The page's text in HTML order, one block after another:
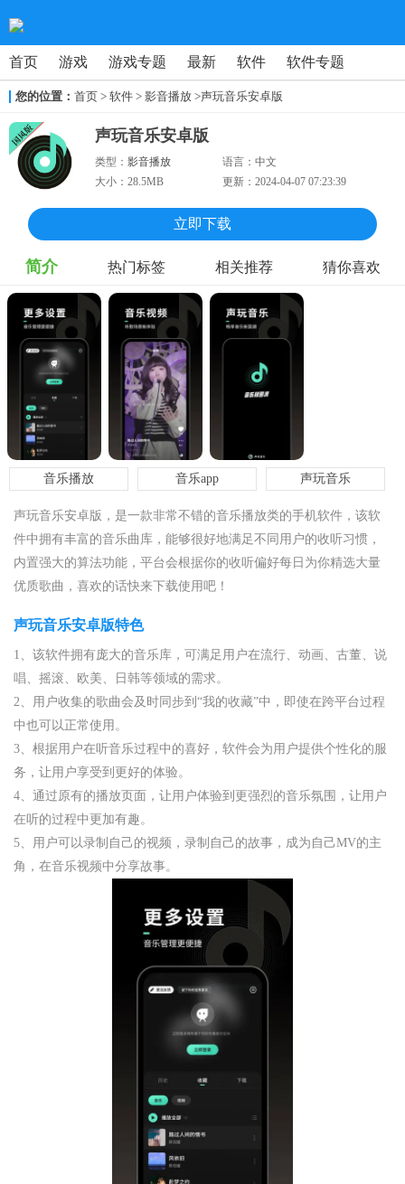
首页 游戏 游戏专题 最新 软件 软件专题
您的位置： 首页 > 软件 > 影音播放 >声玩音乐安卓版
声玩音乐安卓版
类型： 影音播放 语言：中文
大小： 28.5MB 更新：2024-04-07 07:23:39
立即下载
简介 热门标签 相关推荐 猜你喜欢
音乐播放 音乐app 声玩音乐
声玩音乐安卓版，是一款非常不错的音乐播放类的手机软件，该软
件中拥有丰富的音乐曲库，能够很好地满足不同用户的收听习惯，
内置强大的算法功能，平台会根据你的收听偏好每日为你精选大量
优质歌曲，喜欢的话快来下载使用吧！
声玩音乐安卓版特色
1、该软件拥有庞大的音乐库，可满足用户在流行、动画、古董、说
唱、摇滚、欧美、日韩等领域的需求。
2、用户收集的歌曲会及时同步到“我的收藏”中，即使在跨平台过程
中也可以正常使用。
3、根据用户在听音乐过程中的喜好，软件会为用户提供个性化的服
务，让用户享受到更好的体验。
4、通过原有的播放页面，让用户体验到更强烈的音乐氛围，让用户
在听的过程中更加有趣。
5、用户可以录制自己的视频，录制自己的故事，成为自己MV的主
角，在音乐视频中分享故事。